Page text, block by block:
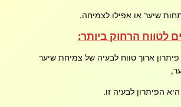
שיער או אפילו לצמיחה.
לטווח הרחוק ביותר:
ארוך טווח לבעיה של צמיחת שיער
הפיתרון לבעיה זו.